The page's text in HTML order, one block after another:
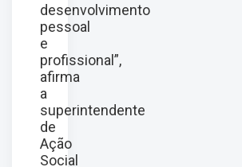
desenvolvimento
pessoal
e
profissional”,
afirma
a
superintendente
de
Ação
Social